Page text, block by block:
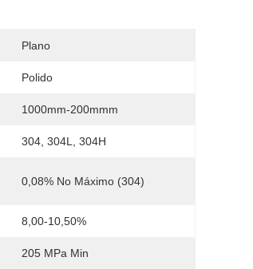
Plano
Polido
1000mm-200mmm
304, 304L, 304H
0,08% No Máximo (304)
8,00-10,50%
205 MPa Min